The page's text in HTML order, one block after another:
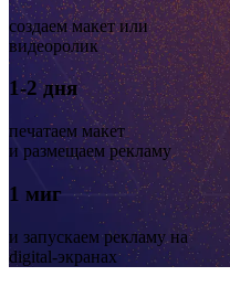
создаем макет или
видеоролик
1-2 дня
печатаем макет
и размещаем рекламу
1 миг
и запускаем рекламу на
digital-экранах